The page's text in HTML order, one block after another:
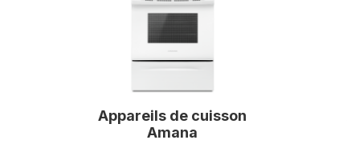
Appareils de cuisson
Amana